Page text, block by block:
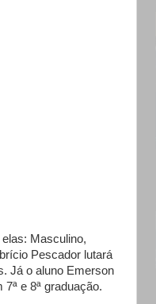
Masculino,
Pescador lutará
Já o aluno Emerson
e 8ª graduação.